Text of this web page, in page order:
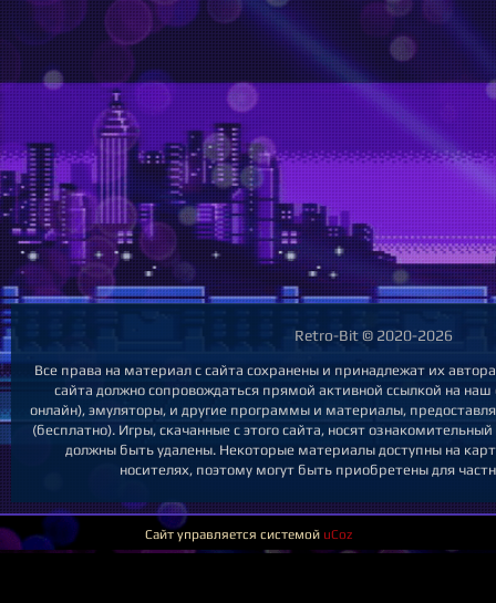
Retro-Bit © 2020-2026
Все права на материал с сайта сохранены и принадлежат их
сайта должно сопровождаться прямой активной ссылкой на наш
онлайн), эмуляторы, и другие программы и материалы,
(бесплатно). Игры, скачанные с этого сайта, носят
должны быть удалены. Некоторые материалы доступны на
носителях, поэтому могут быть приобретены для
Сайт управляется системой uCoz